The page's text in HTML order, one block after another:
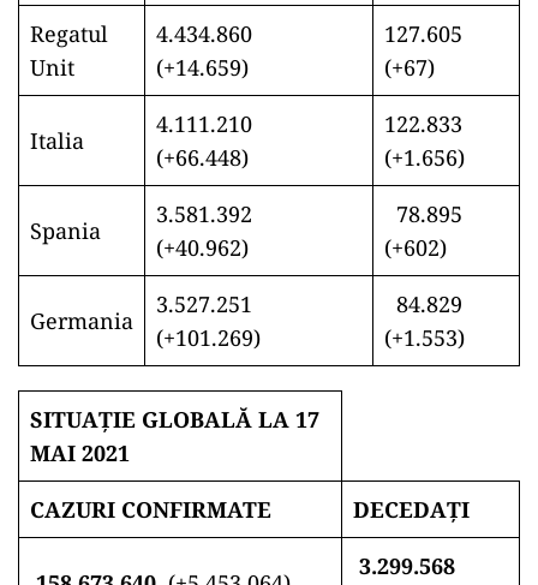
Regatul
Unit
4.434.860
(+14.659)
127.605
(+67)
Italia
4.111.210
(+66.448)
122.833
(+1.656)
Spania
3.581.392
(+40.962)
78.895
(+602)
Germania
3.527.251
(+101.269)
84.829
(+1.553)
SITUAȚIE GLOBALĂ LA 17
MAI 2021
CAZURI CONFIRMATE
DECEDAȚI
3.299.568